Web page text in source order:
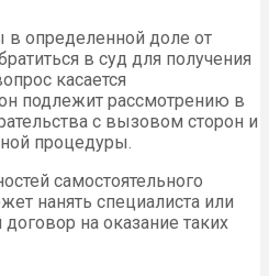
в определенной доле от
в суд для получения
касается
подлежит рассмотрению в
с вызовом сторон и
процедуры.
самостоятельного
нанять специалиста или
на оказание таких